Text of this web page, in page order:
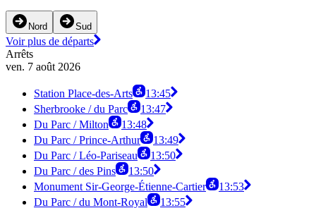
Nord Sud
Voir plus de départs
Arrêts
ven. 7 août 2026
Station Place-des-Arts
13:45
Sherbrooke / du Parc
13:47
Du Parc / Milton
13:48
Du Parc / Prince-Arthur
13:49
Du Parc / Léo-Pariseau
13:50
Du Parc / des Pins
13:50
Monument Sir-George-Étienne-Cartier
13:53
Du Parc / du Mont-Royal
13:55